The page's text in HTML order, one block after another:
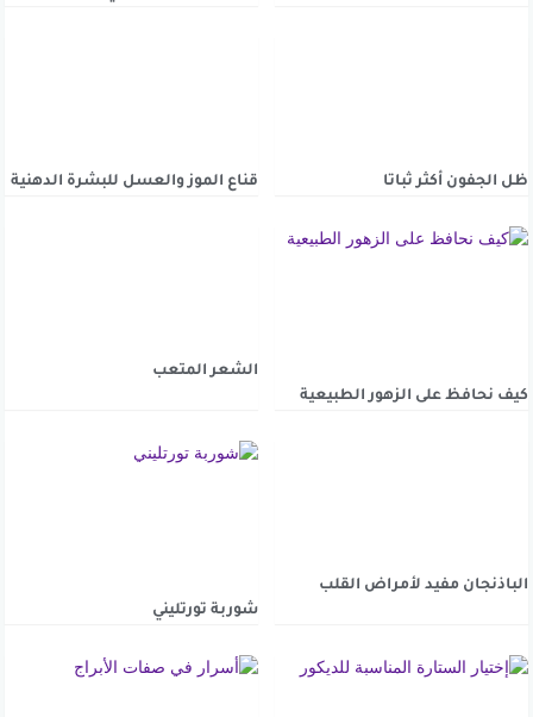
ظل الجفون أكثر ثباتا قناع الموز والعسل للبشرة الدهنية
كيف نحافظ على الزهور الطبيعية
الشعر المتعب
الباذنجان مفيد لأمراض القلب
شوربة تورتليني